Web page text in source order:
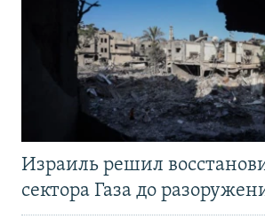
Израиль решил
сектора Газа до